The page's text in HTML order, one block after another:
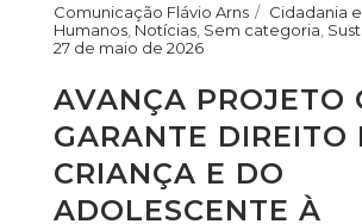
Comunicação Flávio Arns
Cidadania
Humanos Notícias Sem categoria
27 de maio de 2026
AVANÇA PROJETO
GARANTE DIREITO
CRIANÇA E DO
ADOLESCENTE À